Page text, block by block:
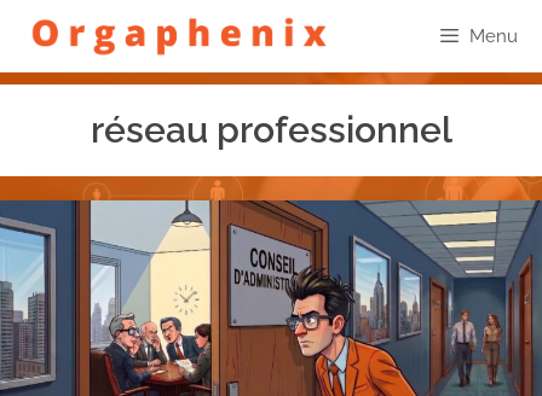
Menu
réseau professionnel